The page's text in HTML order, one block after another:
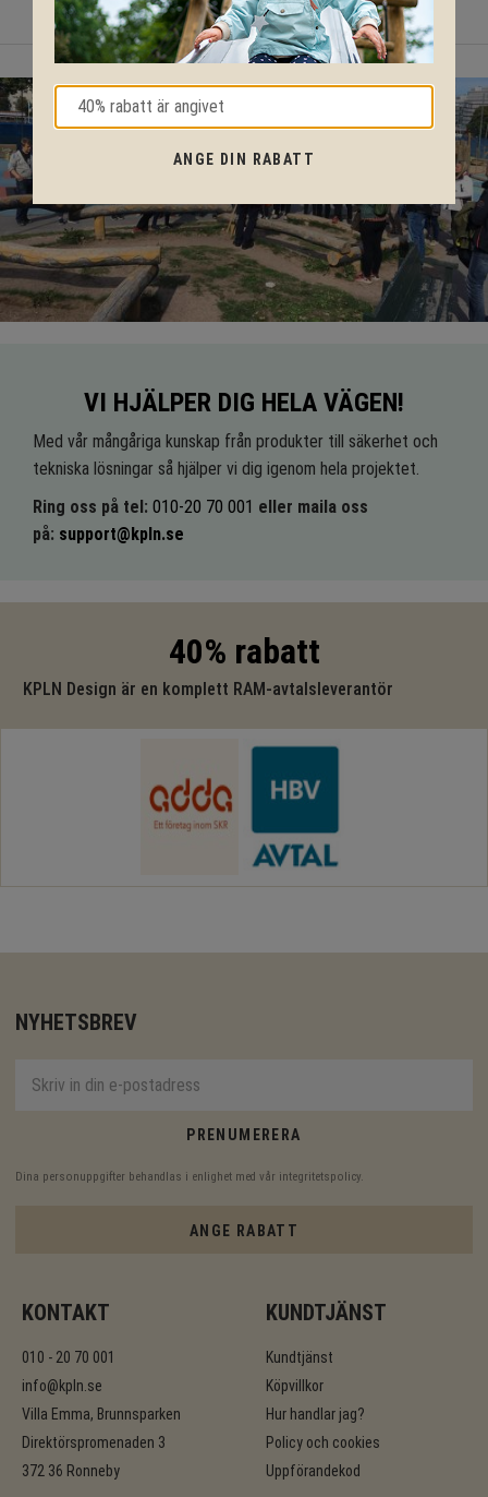
VI HJÄLPER DIG HELA VÄGEN!
Med vår mångåriga kunskap från produkter till säkerhet och
tekniska lösningar så hjälper vi dig igenom hela projektet.
Ring oss på tel: 010-20 70 001 eller maila oss
på: support@kpln.se
40% rabatt
KPLN Design är en komplett RAM-avtalsleverantör
NYHETSBREV
PRENUMERERA
Dina personuppgifter behandlas i enlighet med vår integritetspolicy.
ANGE RABATT
KONTAKT
010 - 20 70 001
info@kpln.se
Villa Emma, Brunnsparken
Direktörspromenaden 3
372 36 Ronneby
KUNDTJÄNST
Kundtjänst
Köpvillkor
Hur handlar jag?
Policy och cookies
Uppförandekod
ANGE DIN RABATT